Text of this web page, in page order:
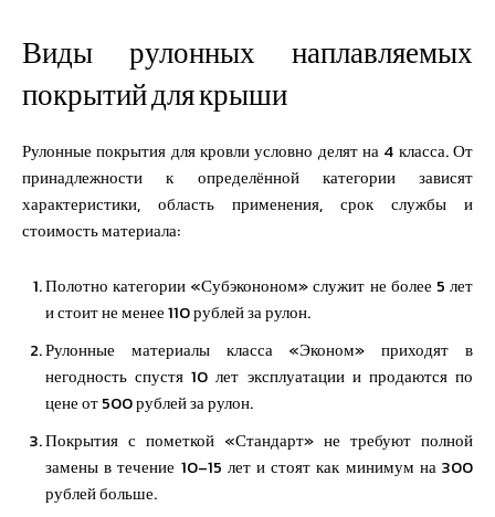
Виды рулонных наплавляемых
покрытий для крыши
Рулонные покрытия для кровли условно делят на 4 класса. От
принадлежности к определённой категории зависят
характеристики, область применения, срок службы и
стоимость материала:
Полотно категории «Субэкононом» служит не более 5 лет
и стоит не менее 110 рублей за рулон.
Рулонные материалы класса «Эконом» приходят в
негодность спустя 10 лет эксплуатации и продаются по
цене от 500 рублей за рулон.
Покрытия с пометкой «Стандарт» не требуют полной
замены в течение 10–15 лет и стоят как минимум на 300
рублей больше.